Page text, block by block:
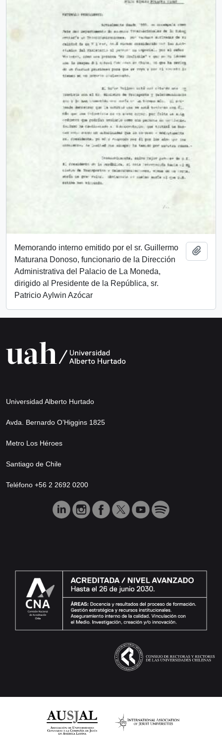
Memorando interno emitido por el sr. Guillermo
Maturana Donoso, funcionario de la Dirección
Administrativa del Palacio de La Moneda,
dirigido al Presidente de la República, sr.
Patricio Aylwin Azócar
Universidad Alberto Hurtado
Avda. Bernardo O’Higgins 1825
Metro Los Héroes
Santiago de Chile
Teléfono +56 2 2692 0200